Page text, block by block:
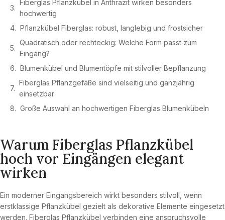
Warum Fiberglas Pflanzkübel
hoch vor Eingängen elegant
wirken
Ein moderner Eingangsbereich wirkt besonders stilvoll, wenn
erstklassige Pflanzkübel gezielt als dekorative Elemente eingesetzt
werden. Fiberglas Pflanzkübel verbinden eine anspruchsvolle
Fiberglas Pflanzkübel in Anthrazit wirken besonders
hochwertig
Pflanzkübel Fiberglas: robust, langlebig und frostsicher
Quadratisch oder rechteckig: Welche Form passt zum
Eingang?
Blumenkübel und Blumentöpfe mit stilvoller Bepflanzung
Fiberglas Pflanzgefäße sind vielseitig und ganzjährig
einsetzbar
Große Auswahl an hochwertigen Fiberglas Blumenkübeln